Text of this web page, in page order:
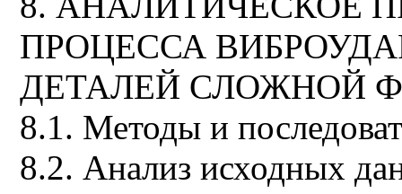
ПРОЦЕССА
ДЕТАЛЕЙ СЛОЖНОЙ
8.1. Методы и
8.2. Анализ исходных